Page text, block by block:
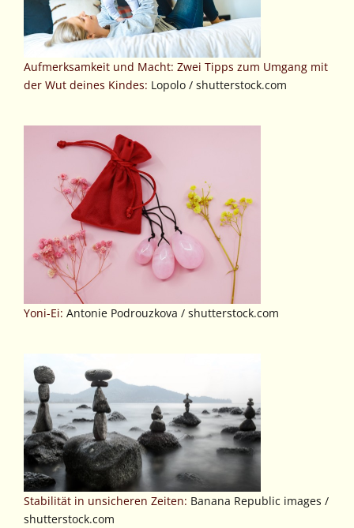
Aufmerksamkeit und Macht: Zwei Tipps zum Umgang mit
der Wut deines Kindes: Lopolo / shutterstock.com
Yoni-Ei: Antonie Podrouzkova / shutterstock.com
Stabilität in unsicheren Zeiten: Banana Republic images /
shutterstock.com